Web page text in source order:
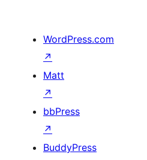
WordPress.com
↗
Matt
↗
bbPress
↗
BuddyPress